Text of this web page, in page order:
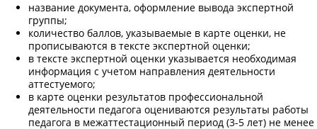
название документа, оформление вывода экспертной
группы;
количество баллов, указываемые в карте оценки, не
прописываются в тексте экспертной оценки;
в тексте экспертной оценки указывается необходимая
информация с учетом направления деятельности
аттестуемого;
в карте оценки результатов профессиональной
деятельности педагога оцениваются результаты работы
педагога в межаттестационный период (3-5 лет) не менее